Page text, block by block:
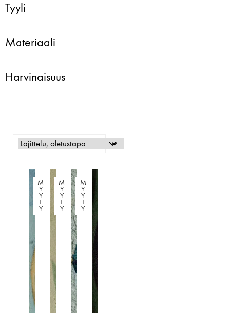
M
Y
Y
T
Y
M
Y
Y
T
Y
M
Y
Y
T
Y
Tyyli
Materiaali
Harvinaisuus